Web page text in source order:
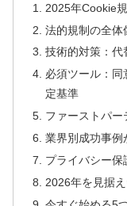
2025年Cookie
法的規制の全体
技術的対策：代
必須ツール：
定基準
ファーストパ
業界別成功事例
プライバシー保
2026年を見据